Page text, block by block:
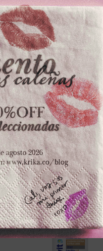
BABARIA
GEL BANO BABARIAx600ml ALOE
$ 19.100 －